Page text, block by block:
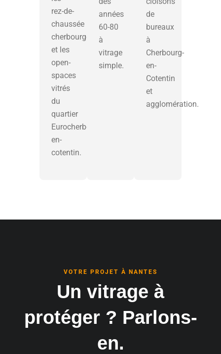
rez-de-
chaussée
cherbourgeois
et les
open-
spaces
vitrés
du
quartier
Eurocherbourg-
en-
cotentin.
années
60-80
à
vitrage
simple.
de
bureaux
à
Cherbourg-
en-
Cotentin
et
agglomération.
VOTRE PROJET À NANTES
Un vitrage à
protéger ? Parlons-
en.